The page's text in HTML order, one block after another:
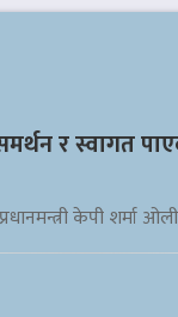
र स्वागत
केपी शर्मा